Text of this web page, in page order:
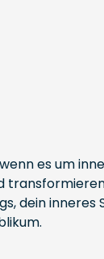
es um
dein